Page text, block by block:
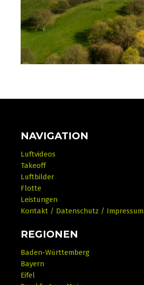
NAVIGATION
Luftvideos
Takeoff
Luftbilder
Flotte
Leistungen
Kontakt / Datenschutz / Impressum
REGIONEN
Baden-Württemberg
Bayern
Eifel